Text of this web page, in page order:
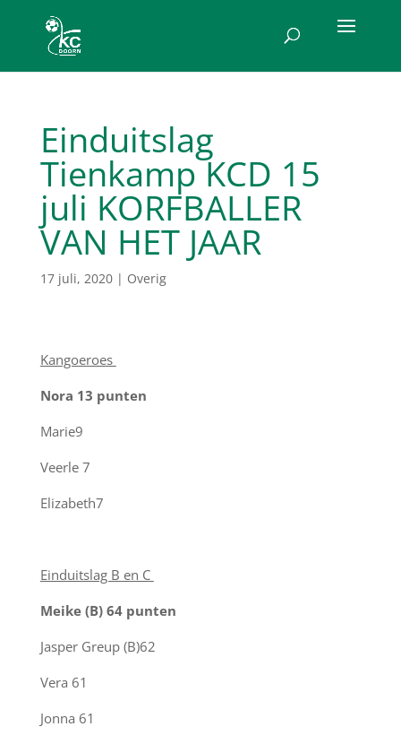
Einduitslag
Tienkamp KCD 15
juli KORFBALLER
VAN HET JAAR
17 juli, 2020| Overig
Kangoeroes
Nora 13 punten
Marie9
Veerle 7
Elizabeth7
Einduitslag B en C
Meike (B) 64 punten
Jasper Greup (B)62
Vera 61
Jonna 61